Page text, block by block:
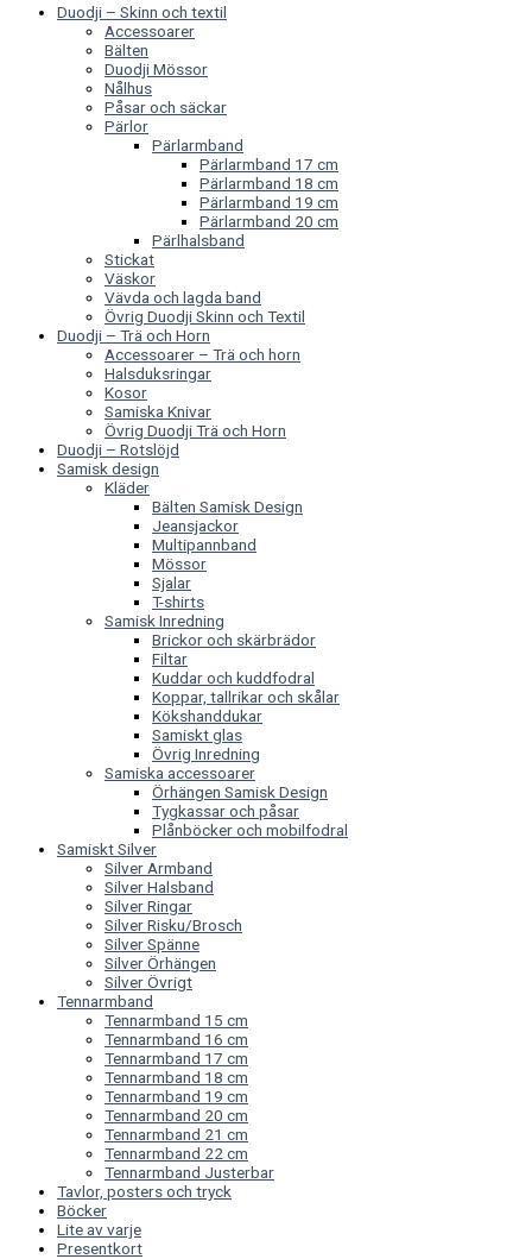
Duodji – Skinn och textil
Accessoarer
Bälten
Duodji Mössor
Nålhus
Påsar och säckar
Pärlor
Pärlarmband
Pärlarmband 17 cm
Pärlarmband 18 cm
Pärlarmband 19 cm
Pärlarmband 20 cm
Pärlhalsband
Stickat
Väskor
Vävda och lagda band
Övrig Duodji Skinn och Textil
Duodji – Trä och Horn
Accessoarer – Trä och horn
Halsduksringar
Kosor
Samiska Knivar
Övrig Duodji Trä och Horn
Duodji – Rotslöjd
Samisk design
Kläder
Bälten Samisk Design
Jeansjackor
Multipannband
Mössor
Sjalar
T-shirts
Samisk Inredning
Brickor och skärbrädor
Filtar
Kuddar och kuddfodral
Koppar, tallrikar och skålar
Kökshanddukar
Samiskt glas
Övrig Inredning
Samiska accessoarer
Örhängen Samisk Design
Tygkassar och påsar
Plånböcker och mobilfodral
Samiskt Silver
Silver Armband
Silver Halsband
Silver Ringar
Silver Risku/Brosch
Silver Spänne
Silver Örhängen
Silver Övrigt
Tennarmband
Tennarmband 15 cm
Tennarmband 16 cm
Tennarmband 17 cm
Tennarmband 18 cm
Tennarmband 19 cm
Tennarmband 20 cm
Tennarmband 21 cm
Tennarmband 22 cm
Tennarmband Justerbar
Tavlor, posters och tryck
Böcker
Lite av varje
Presentkort